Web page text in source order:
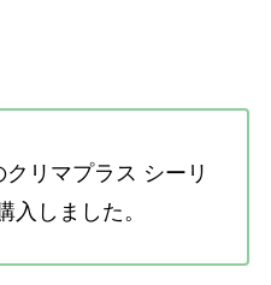
リマプラス シーリ
入しました。